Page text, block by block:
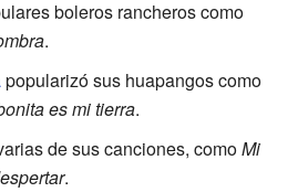
boleros rancheros como
.
popularizó sus huapangos como
es mi tierra.
de sus canciones, comoMi
.